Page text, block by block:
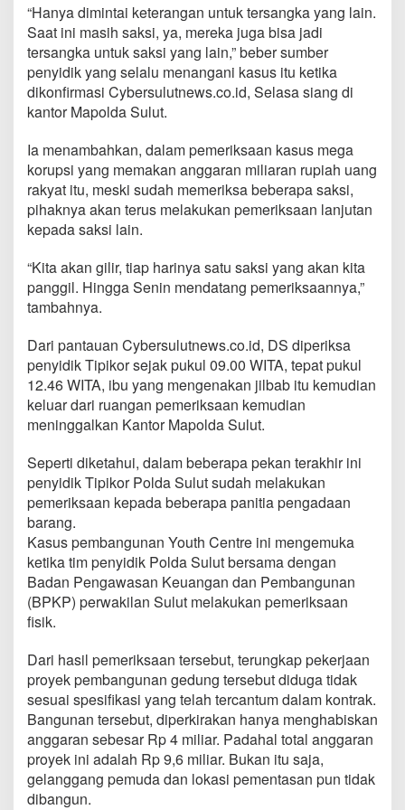
P
e
n
y
i
d
P
o
l
d
a
u
t
l
i
r
P
e
i
k
s
a
n
K
o
r
u
i
Y
o
u
t
h
C
e
“Hanya dimintai keterangan untuk tersangka yang lain.
Saat ini masih saksi, ya, mereka juga bisa jadi
tersangka untuk saksi yang lain,” beber sumber
penyidik yang selalu menangani kasus itu ketika
dikonfirmasi Cybersulutnews.co.id, Selasa siang di
kantor Mapolda Sulut.
Ia menambahkan, dalam pemeriksaan kasus mega
korupsi yang memakan anggaran miliaran rupiah uang
rakyat itu, meski sudah memeriksa beberapa saksi,
pihaknya akan terus melakukan pemeriksaan lanjutan
kepada saksi lain.
“Kita akan gilir, tiap harinya satu saksi yang akan kita
panggil. Hingga Senin mendatang pemeriksaannya,”
tambahnya.
Dari pantauan Cybersulutnews.co.id, DS diperiksa
penyidik Tipikor sejak pukul 09.00 WITA, tepat pukul
12.46 WITA, ibu yang mengenakan jilbab itu kemudian
keluar dari ruangan pemeriksaan kemudian
meninggalkan Kantor Mapolda Sulut.
Seperti diketahui, dalam beberapa pekan terakhir ini
penyidik Tipikor Polda Sulut sudah melakukan
pemeriksaan kepada beberapa panitia pengadaan
barang.
Kasus pembangunan Youth Centre ini mengemuka
ketika tim penyidik Polda Sulut bersama dengan
Badan Pengawasan Keuangan dan Pembangunan
(BPKP) perwakilan Sulut melakukan pemeriksaan
fisik.
Dari hasil pemeriksaan tersebut, terungkap pekerjaan
proyek pembangunan gedung tersebut diduga tidak
sesuai spesifikasi yang telah tercantum dalam kontrak.
Bangunan tersebut, diperkirakan hanya menghabiskan
anggaran sebesar Rp 4 miliar. Padahal total anggaran
proyek ini adalah Rp 9,6 miliar. Bukan itu saja,
gelanggang pemuda dan lokasi pementasan pun tidak
dibangun.